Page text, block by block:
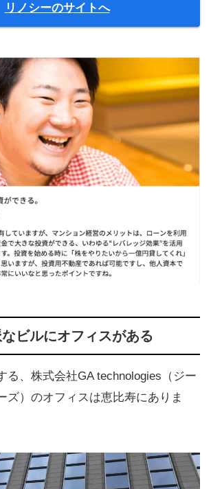
リノシーのサイトへ
ビルにオフィスがある
る、株式会社GA technologies（ジー
ズ）のオフィスは恵比寿にありま